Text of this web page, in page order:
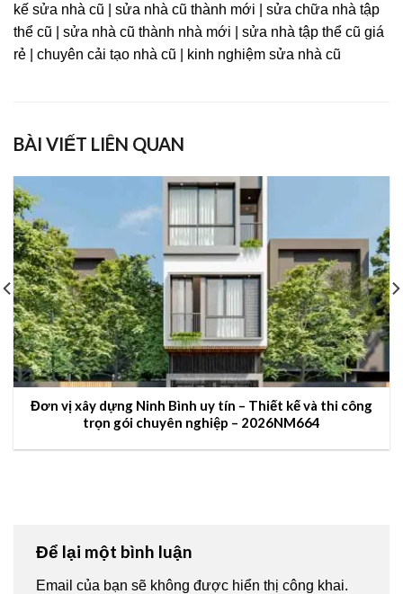
kế sửa nhà cũ | sửa nhà cũ thành mới | sửa chữa nhà tập
thể cũ | sửa nhà cũ thành nhà mới | sửa nhà tập thể cũ giá
rẻ | chuyên cải tạo nhà cũ | kinh nghiệm sửa nhà cũ
BÀI VIẾT LIÊN QUAN
Đơn vị xây dựng Ninh Bình uy tín – Thiết kế và thi công
trọn gói chuyên nghiệp – 2026NM664
Để lại một bình luận
Email của bạn sẽ không được hiển thị công khai.